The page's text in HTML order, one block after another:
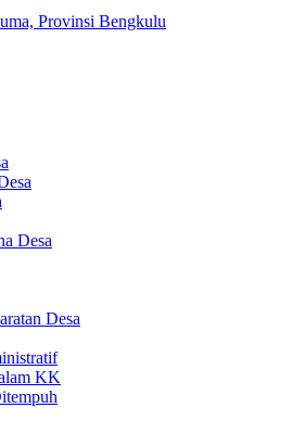
Provinsi Bengkulu
Desa
Desa
KK